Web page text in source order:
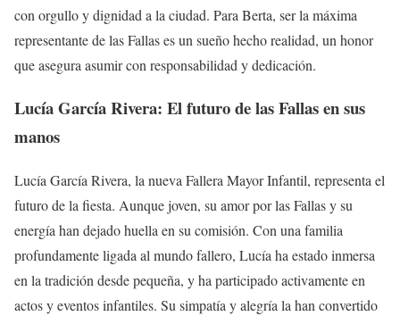
con orgullo y dignidad a la ciudad. Para Berta, ser la máxima
representante de las Fallas es un sueño hecho realidad, un honor
que asegura asumir con responsabilidad y dedicación.
Lucía García Rivera: El futuro de las Fallas en sus
manos
Lucía García Rivera, la nueva Fallera Mayor Infantil, representa el
futuro de la fiesta. Aunque joven, su amor por las Fallas y su
energía han dejado huella en su comisión. Con una familia
profundamente ligada al mundo fallero, Lucía ha estado inmersa
en la tradición desde pequeña, y ha participado activamente en
actos y eventos infantiles. Su simpatía y alegría la han convertido